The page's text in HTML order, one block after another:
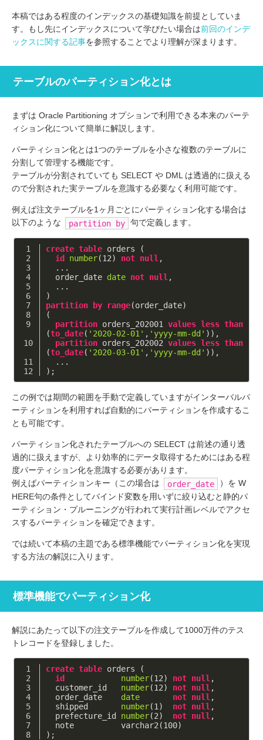
本稿ではある程度のインデックスの基礎知識を前提としていま
す。もし先にインデックスについて学びたい場合は前回のインデ
ックスに関する記事を参照することでより理解が深まります。
テーブルのパーティション化とは
まずは Oracle Partitioning オプションで利用できる本来のパーテ
ィション化について簡単に解説します。
パーティション化とは1つのテーブルを小さな複数のテーブルに
分割して管理する機能です。
テーブルが分割されていても SELECT や DML は透過的に扱える
ので分割された実テーブルを意識する必要なく利用可能です。
例えば注文テーブルを1ヶ月ごとにパーティション化する場合は
以下のような
partition by 句で定義します。
create table orders (
id
number(12) not null ,
  ...
  order_date
date not null ,
  ...
)
partition
by range(order_date)
(
partition orders_202001 values less than
(to_date( '2020-02-01' , 'yyyy-mm-dd' )),
partition orders_202002 values less than
(to_date( '2020-03-01' , 'yyyy-mm-dd' )),
  ...
);
この例では期間の範囲を手動で定義していますがインターバルパ
ーティションを利用すれば自動的にパーティションを作成するこ
とも可能です。
パーティション化されたテーブルへの SELECT は前述の通り透
過的に扱えますが、より効率的にデータ取得するためにはある程
度パーティション化を意識する必要があります。
例えばパーティションキー（この場合は
order_date
）を W
HERE句の条件としてバインド変数を用いずに絞り込むと静的パ
ーティション・プルーニングが行われて実行計画レベルでアクセ
スするパーティションを確定できます。
では続いて本稿の主題である標準機能でパーティション化を実現
する方法の解説に入ります。
標準機能でパーティション化
解説にあたって以下の注文テーブルを作成して1000万件のテス
トレコードを登録しました。
create table orders (
id
number(12) not null ,
  customer_id
number(12) not null ,
  order_date
date not null ,
  shipped
number(1 ) not null ,
  prefecture_id
number(2) not null ,
  note          varchar2(
100)
);